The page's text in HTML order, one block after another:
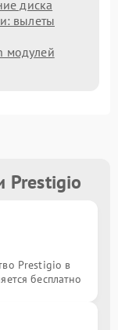
диска
вылеты
модулей
Prestigio
Prestigio в
бесплатно